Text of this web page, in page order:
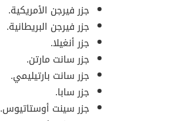
جزر فيرجن الأمريكية.
جزر فيرجن البريطانية.
جزر أنغيلا.
جزر سانت مارتن.
جزر سانت بارتيليمي.
جزر سابا.
جزر سينت أوستاتيوس.